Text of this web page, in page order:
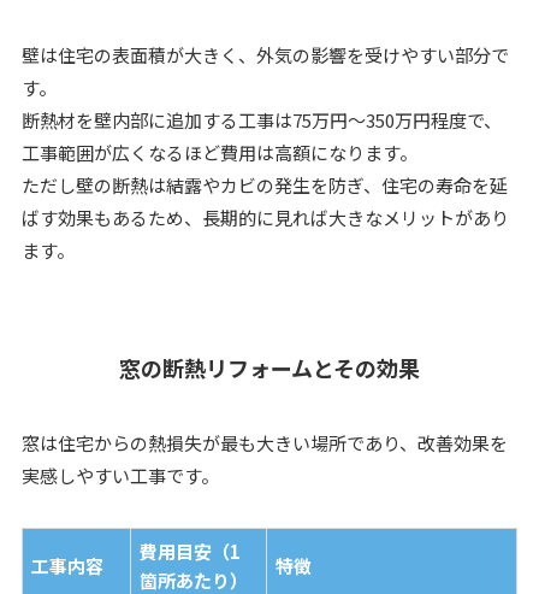
壁は住宅の表面積が大きく、外気の影響を受けやすい部分で
す。
断熱材を壁内部に追加する工事は75万円～350万円程度で、
工事範囲が広くなるほど費用は高額になります。
ただし壁の断熱は結露やカビの発生を防ぎ、住宅の寿命を延
ばす効果もあるため、長期的に見れば大きなメリットがあり
ます。
窓の断熱リフォームとその効果
窓は住宅からの熱損失が最も大きい場所であり、改善効果を
実感しやすい工事です。
工事内容
費用目安（1
箇所あたり）
特徴